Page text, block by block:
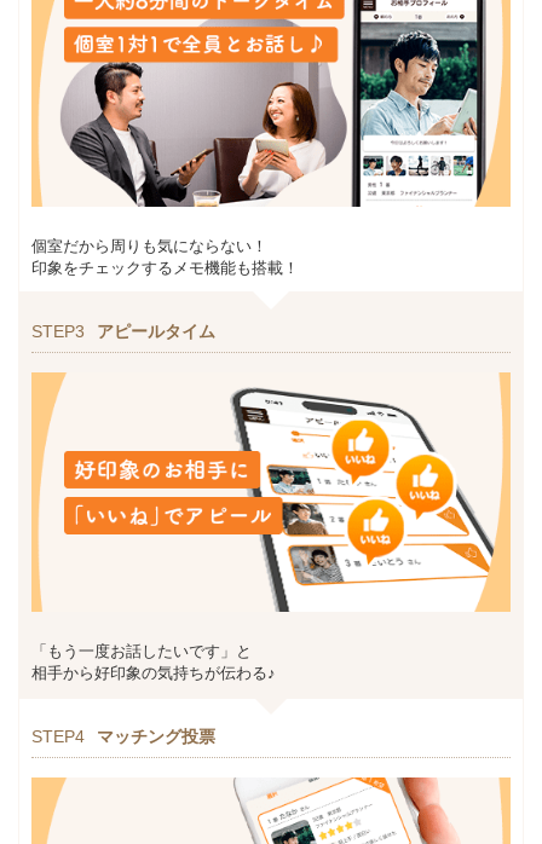
個室だから周りも気にならない！
印象をチェックするメモ機能も搭載！
STEP3 アピールタイム
「もう一度お話したいです」と
相手から好印象の気持ちが伝わる♪
STEP4 マッチング投票